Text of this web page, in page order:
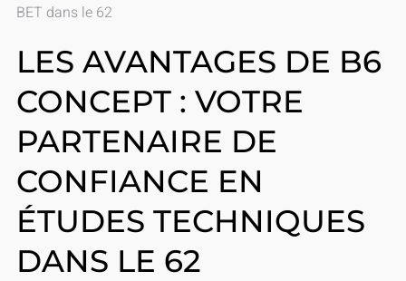
BET dans le 62
LES AVANTAGES DE B6
CONCEPT : VOTRE
PARTENAIRE DE
CONFIANCE EN
ÉTUDES TECHNIQUES
DANS LE 62